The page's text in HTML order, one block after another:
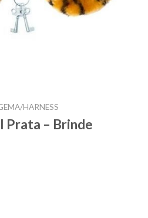
HARNESS
Prata – Brinde